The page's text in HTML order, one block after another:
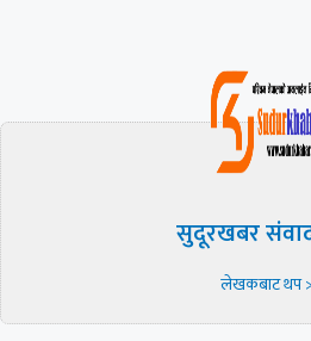
सुदूरखबर
लेखकबाट थप >